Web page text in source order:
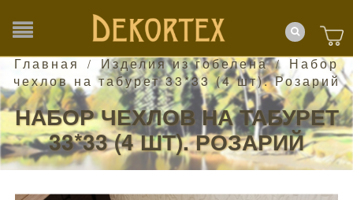
Главная / Изделия из гобелена / Набор
чехлов на табурет 33*33 (4 шт). Розарий
НАБОР ЧЕХЛОВ НА ТАБУРЕТ
33*33 (4 ШТ). РОЗАРИЙ